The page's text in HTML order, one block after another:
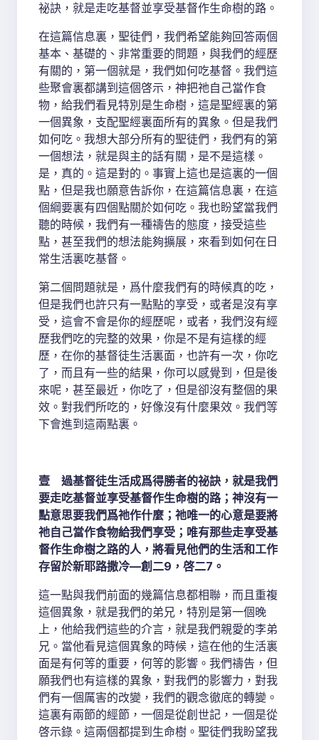
祕訣，就是走吃基督並享受基督作生命樹的路。
在這篇信息裏，聖徒們，我們希望能夠回答兩個
基本、基礎的、非常重要的問題，與我們的經歷
有關的，第一個就是，我們如何吃基督。我們這
些聚會裏都講到這個啓示，神把祂自己當作食
物，給我們看見特別是生命樹，這是聖經裏的第
一個異象，支配聖經裏面所有的異象。但是我們
如何吃。我想大部分所有的聖徒們，我們有的第
一個想法，就是與主的話有關，是不是這樣。
是，真的。這是對的。事實上這也是這裏的一個
點，但是我也願意告訴你，在這篇信息裏，在這
個綱要裏有四個點關於如何吃。我也盼望當我們
聽的時候，我們有一種禱告的態度，接受這些
點，甚至我們的想法能夠擴展，來看到如何在日
常生活裏吃基督。
第二個問題就是，爲什麼我們有的時候真的吃，
但是我們也許只有一點點的享受，或者是沒有享
受，這會不會是你的經歷呢，或者，我們沒有經
歷我們吃的完整的效果，你是不是有這樣的經
歷，在你的基督徒生活裏面，也許有一次，你吃
了，而且有一些的結果，你可以感覺到，但是後
來呢，甚至最近，你吃了，但是卻沒有整個的果
效。對我們所吃的，好像沒有什麼果效。我們等
下會進到這兩點裏。
壹 過基督徒生活成爲得勝者的祕訣，就是我們
要走吃基督並享受基督作生命樹的路；神沒有一
點意思要我們爲祂作什麼；祂唯一的心意是要將
祂自己當作食物給我們享受；唯有那些走享受基
督作生命樹之路的人，將看見他們的生活和工作
存留於新耶路撒冷—創二9，啓二7。
這一點與我們前面的幾篇信息都相聯，而且重複
這個異象，就是我們的弟兄，特別是第一個晚
上，他給我們這些的介言，就是我們親愛的李弟
兄。當他看見這個異象的時候，這在他的生活裏
面是有何等的重要，何等的影響。我們禱告，但
願我們也有這樣的異象，對我們的影響力，對我
們有一個厲害的改變，我們的觀念徹底的轉變。
這裏有兩節的經節，一個是從創世記，一個是從
啓示錄。這兩個都提到生命樹。聖徒們我盼望我